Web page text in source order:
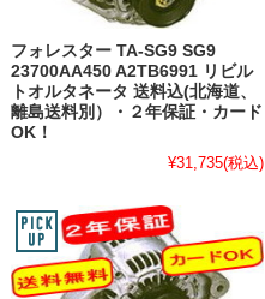
フォレスター TA-SG9 SG9
23700AA450 A2TB6991 リビル
トオルタネータ 送料込(北海道、
離島送料別）・２年保証・カード
OK！
¥31,735(税込)